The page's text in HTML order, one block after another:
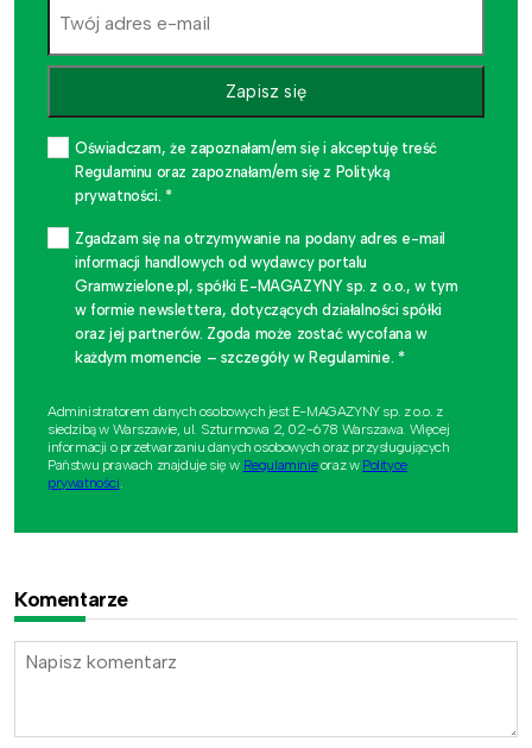
Zapisz się
Oświadczam, że zapoznałam/em się i akceptuję treść
Regulaminu oraz zapoznałam/em się z Polityką
prywatności. *
Zgadzam się na otrzymywanie na podany adres e-mail
informacji handlowych od wydawcy portalu
Gramwzielone.pl, spółki E-MAGAZYNY sp. z o.o., w tym
w formie newslettera, dotyczących działalności spółki
oraz jej partnerów. Zgoda może zostać wycofana w
każdym momencie – szczegóły w Regulaminie. *
Administratorem danych osobowych jest E-MAGAZYNY sp. z o.o. z
siedzibą w Warszawie, ul. Szturmowa 2, 02-678 Warszawa. Więcej
informacji o przetwarzaniu danych osobowych oraz przysługujących
Państwu prawach znajduje się w Regulaminieoraz w Polityce
prywatności.
Komentarze